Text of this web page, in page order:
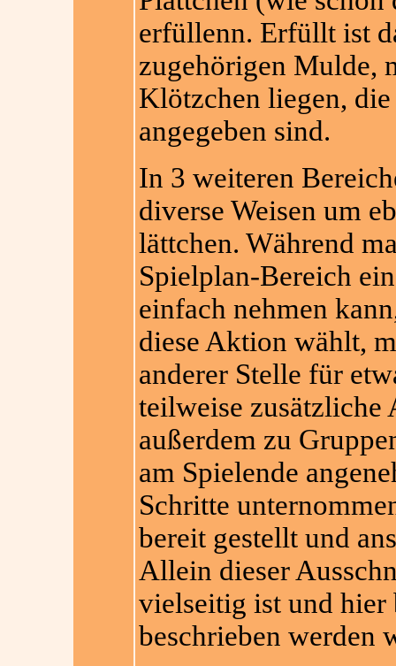
erfüllenn. Erfüllt ist
zugehörigen Mulde,
Klötzchen liegen,
angegeben sind.
In 3 weiteren
diverse Weisen um
lättchen. Während
Spielplan-Bereich
einfach nehmen
diese Aktion wählt,
anderer Stelle für
teilweise zusätzliche
außerdem zu
am Spielende
Schritte
bereit gestellt und
Allein dieser
vielseitig ist und
beschrieben werden